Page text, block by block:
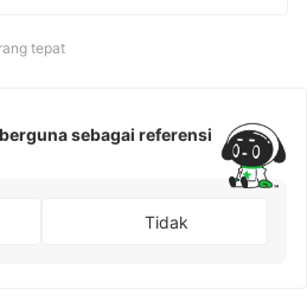
tepat
sebagai referensi
Tidak